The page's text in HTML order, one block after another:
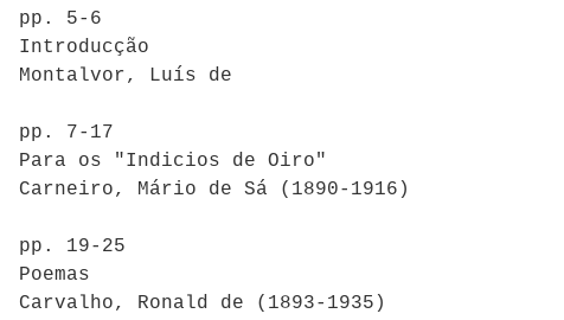
pp. 5-6
Introducção
Montalvor, Luís de
pp. 7-17
Para os "Indicios de Oiro"
Carneiro, Mário de Sá (1890-1916)
pp. 19-25
Poemas
Carvalho, Ronald de (1893-1935)